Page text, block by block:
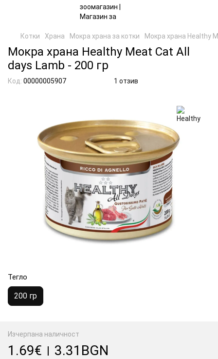
Котки Храна Мокра храна за котки Мокра храна Healthy
Мокра храна Healthy Meat Cat All
days Lamb - 200 гр
Код: 00000005907 1 отзив
Тегло
200 гр
Изчерпана наличност
1.69€ | 3.31BGN